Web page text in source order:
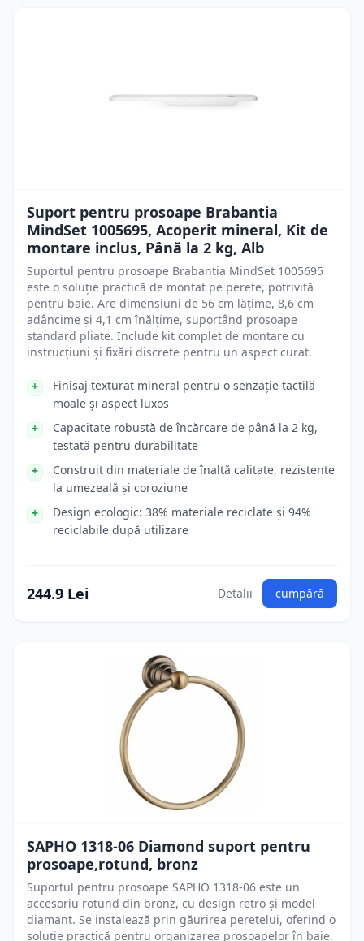
Suport pentru prosoape Brabantia
MindSet 1005695, Acoperit mineral, Kit de
montare inclus, Până la 2 kg, Alb
Suportul pentru prosoape Brabantia MindSet 1005695
este o soluție practică de montat pe perete, potrivită
pentru baie. Are dimensiuni de 56 cm lățime, 8,6 cm
adâncime și 4,1 cm înălțime, suportând prosoape
standard pliate. Include kit complet de montare cu
instrucțiuni și fixări discrete pentru un aspect curat.
Finisaj texturat mineral pentru o senzație tactilă
moale și aspect luxos
Capacitate robustă de încărcare de până la 2 kg,
testată pentru durabilitate
Construit din materiale de înaltă calitate, rezistente
la umezeală și coroziune
Design ecologic: 38% materiale reciclate și 94%
reciclabile după utilizare
244.9 Lei Detalii cumpără
SAPHO 1318-06 Diamond suport pentru
prosoape,rotund, bronz
Suportul pentru prosoape SAPHO 1318-06 este un
accesoriu rotund din bronz, cu design retro și model
diamant. Se instalează prin găurirea peretelui, oferind o
soluție practică pentru organizarea prosoapelor în baie.